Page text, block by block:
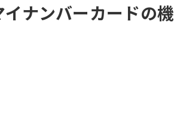
ナンバーカードの